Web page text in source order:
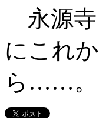
永源寺
にこれ
ら……。